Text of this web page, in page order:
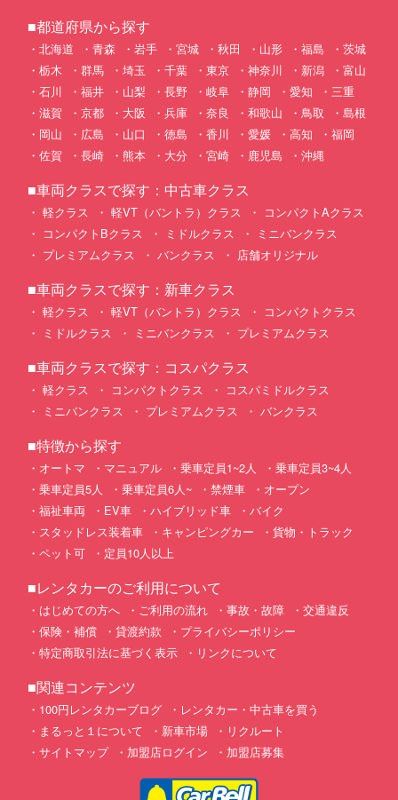
■都道府県から探す
北海道 青森 岩手 宮城 秋田 山形 福島
茨城
栃木
群馬 埼玉 千葉 東京 神奈川 新潟
富山
石川
福井 山梨 長野 岐阜 静岡 愛知
三重
滋賀
京都 大阪 兵庫 奈良 和歌山 鳥取
島根
岡山
広島 山口 徳島 香川 愛媛 高知
福岡
佐賀
長崎 熊本 大分 宮崎 鹿児島 沖縄
■車両クラスで探す：中古車クラス
軽クラス 軽VT（バントラ）クラス
コンパクトAクラス
コンパクトBクラス
ミドルクラス
ミニバンクラス
プレミアムクラス
バンクラス 店舗オリジナル
■車両クラスで探す：新車クラス
軽クラス 軽VT（バントラ）クラス
コンパクトクラス
ミドルクラス
ミニバンクラス プレミアムクラス
■車両クラスで探す：コスパクラス
軽クラス コンパクトクラス
コスパミドルクラス
ミニバンクラス
プレミアムクラス バンクラス
■特徴から探す
オートマ マニュアル 乗車定員1~2人
乗車定員3~4人
乗車定員5人
乗車定員6人~ 禁煙車
オープン
福祉車両
EV車 ハイブリッド車
バイク
スタッドレス装着車
キャンピングカー
貨物・トラック
ペット可
定員10人以上
■レンタカーのご利用について
はじめての方へ ご利用の流れ 事故・故障
交通違反
保険・補償
貸渡約款
プライバシーポリシー
特定商取引法に基づく表示
リンクについて
■関連コンテンツ
100円レンタカーブログ
レンタカー・中古車を買う
まるっと１について
新車市場
リクルート
サイトマップ
加盟店ログイン 加盟店募集